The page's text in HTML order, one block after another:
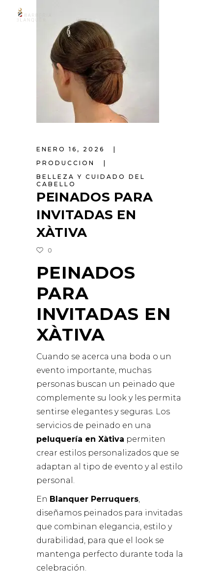
ENERO 16, 2026
PRODUCCION
BELLEZA Y CUIDADO DEL
CABELLO
PEINADOS PARA
INVITADAS EN
XÀTIVA
0
PEINADOS
PARA
INVITADAS EN
XÀTIVA
Cuando se acerca una boda o un
evento importante, muchas
personas buscan un peinado que
complemente su look y les permita
sentirse elegantes y seguras. Los
servicios de peinado en una
peluquería en Xàtiva permiten
crear estilos personalizados que se
adaptan al tipo de evento y al estilo
personal.
En Blanquer Perruquers,
diseñamos peinados para invitadas
que combinan elegancia, estilo y
durabilidad, para que el look se
mantenga perfecto durante toda la
celebración.